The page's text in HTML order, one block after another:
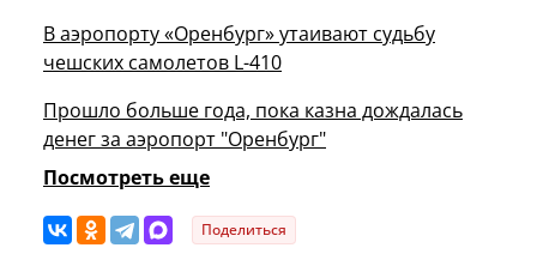
В аэропорту «Оренбург» утаивают судьбу
чешских самолетов L-410
Прошло больше года, пока казна дождалась
денег за аэропорт "Оренбург"
Посмотреть еще
Поделиться